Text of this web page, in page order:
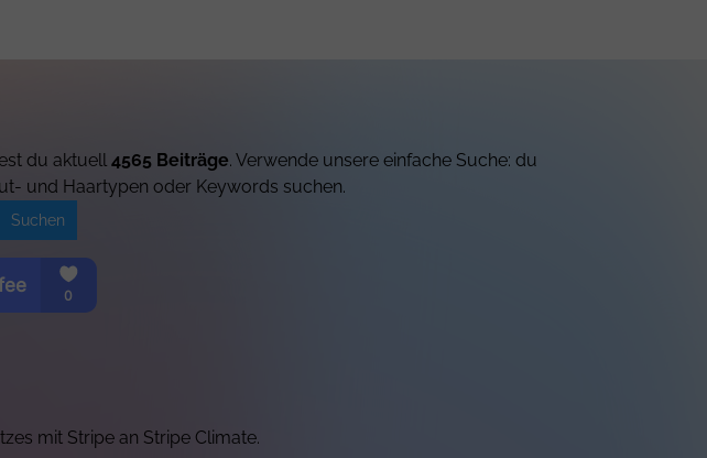
du aktuell 4565 Beiträge. Verwende unsere einfache Suche: du
und Haartypen oder Keywords suchen.
mit Stripe an Stripe Climate.